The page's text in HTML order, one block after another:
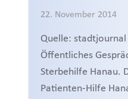
22. November 2014
Quelle:
Öffentliches
Sterbehilfe Hanau.
Patienten-Hilfe